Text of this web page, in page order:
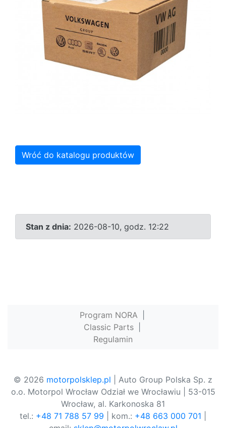
Wróć do katalogu produktów
Stan z dnia: 2026-08-10, godz. 12:22
Program NORA
Classic Parts
Regulamin
© 2026 motorpolsklep.pl | Auto Group Polska Sp. z
o.o. Motorpol Wrocław Odział we Wrocławiu | 53-015
Wrocław, al. Karkonoska 81
tel.: +48 71 788 57 99 | kom.: +48 663 000 701